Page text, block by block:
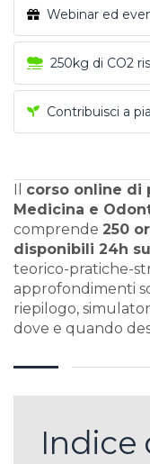
Webinar ed
250kg di CO2
Contribuisci a
corso online di
Medicina e
comprende 250
disponibili 24h
teorico-pratiche-
approfondimenti
riepilogo,
dove e quando
Indice